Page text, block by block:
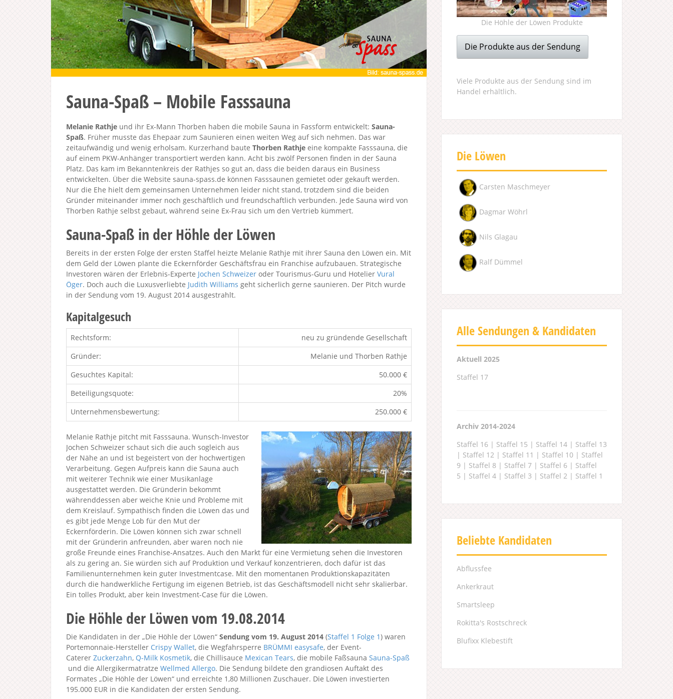
Sauna-Spaß – Mobile Fasssauna
Melanie Rathje und ihr Ex-Mann Thorben haben die mobile Sauna in Fassform entwickelt: Sauna-
Spaß. Früher musste das Ehepaar zum Saunieren einen weiten Weg auf sich nehmen. Das war
zeitaufwändig und wenig erholsam. Kurzerhand baute Thorben Rathje eine kompakte Fasssauna, die
auf einem PKW-Anhänger transportiert werden kann. Acht bis zwölf Personen finden in der Sauna
Platz. Das kam im Bekanntenkreis der Rathjes so gut an, dass die beiden daraus ein Business
entwickelten. Über die Website sauna-spass.de können Fasssaunen gemietet oder gekauft werden.
Nur die Ehe hielt dem gemeinsamen Unternehmen leider nicht stand, trotzdem sind die beiden
Gründer miteinander immer noch geschäftlich und freundschaftlich verbunden. Jede Sauna wird von
Thorben Rathje selbst gebaut, während seine Ex-Frau sich um den Vertrieb kümmert.
Sauna-Spaß in der Höhle der Löwen
Bereits in der ersten Folge der ersten Staffel heizte Melanie Rathje mit ihrer Sauna den Löwen ein. Mit
dem Geld der Löwen plante die Eckernförder Geschäftsfrau ein Franchise aufzubauen. Strategische
Investoren wären der Erlebnis-Experte Jochen Schweizer oder Tourismus-Guru und Hotelier Vural
Öger. Doch auch die Luxusverliebte Judith Williams geht sicherlich gerne saunieren. Der Pitch wurde
in der Sendung vom 19. August 2014 ausgestrahlt.
Kapitalgesuch
Rechtsform:
neu zu gründende Gesellschaft
Gründer:
Melanie und Thorben Rathje
Gesuchtes Kapital:
50.000 €
Beteiligungsquote:
20%
Unternehmensbewertung:
250.000 €
Melanie Rathje pitcht mit Fasssauna. Wunsch-Investor
Jochen Schweizer schaut sich die auch sogleich aus
der Nähe an und ist begeistert von der hochwertigen
Verarbeitung. Gegen Aufpreis kann die Sauna auch
mit weiterer Technik wie einer Musikanlage
ausgestattet werden. Die Gründerin bekommt
währenddessen aber weiche Knie und Probleme mit
dem Kreislauf. Sympathisch finden die Löwen das und
es gibt jede Menge Lob für den Mut der
Eckernförderin. Die Löwen können sich zwar schnell
mit der Gründerin anfreunden, aber waren noch nie
große Freunde eines Franchise-Ansatzes. Auch den Markt für eine Vermietung sehen die Investoren
als zu gering an. Sie würden sich auf Produktion und Verkauf konzentrieren, doch dafür ist das
Familienunternehmen kein guter Investmentcase. Mit den momentanen Produktionskapazitäten
durch die handwerkliche Fertigung im eigenen Betrieb, ist das Geschäftsmodell nicht sehr skalierbar.
Ein tolles Produkt, aber kein Investment-Case für die Löwen.
Die Höhle der Löwen vom 19.08.2014
Die Kandidaten in der „Die Höhle der Löwen“ Sendung vom 19. August 2014 (Staffel 1 Folge 1) waren
Portemonnaie-Hersteller Crispy Wallet, die Wegfahrsperre BRÜMMI easysafe, der Event-
Caterer Zuckerzahn, Q-Milk Kosmetik, die Chillisauce Mexican Tears, die mobile Faßsauna Sauna-Spaß
und die Allergikermatratze Wellmed Allergo. Die Sendung bildete den grandiosen Auftakt des
Formates „Die Höhle der Löwen“ und erreichte 1,80 Millionen Zuschauer. Die Löwen investierten
195.000 EUR in die Kandidaten der ersten Sendung.
Die Höhle der Löwen Produkte
Die Produkte aus der Sendung
Viele Produkte aus der Sendung sind im
Handel erhältlich.
Die Löwen
Carsten Maschmeyer
Dagmar Wöhrl
Nils Glagau
Ralf Dümmel
Alle Sendungen & Kandidaten
Aktuell 2025
Staffel 17
Archiv 2014-2024
Staffel 16 | Staffel 15 | Staffel 14 | Staffel 13
| Staffel 12 | Staffel 11 | Staffel 10 | Staffel
9 | Staffel 8 | Staffel 7 | Staffel 6 | Staffel
5 | Staffel 4 | Staffel 3 | Staffel 2 | Staffel 1
Beliebte Kandidaten
Abflussfee
Ankerkraut
Smartsleep
Rokitta's Rostschreck
Blufixx Klebestift